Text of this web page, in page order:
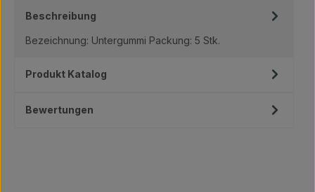
Beschreibung
Bezeichnung: Untergummi Packung: 5 Stk.
Produkt Katalog
Bewertungen